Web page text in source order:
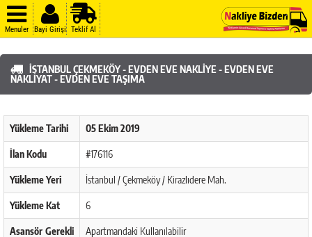
Menuler Bayi Girişi Teklif Al
İSTANBUL ÇEKMEKÖY - EVDEN EVE NAKLIYE - EVDEN EVE
NAKLIYAT - EVDEN EVE TAŞIMA
Yükleme Tarihi 05 Ekim 2019
İlan Kodu #176116
Yükleme Yeri İstanbul / Çekmeköy / Kirazlıdere Mah.
Yükleme Kat 6
Asansör Gerekli
Apartmandaki Kullanılabilir